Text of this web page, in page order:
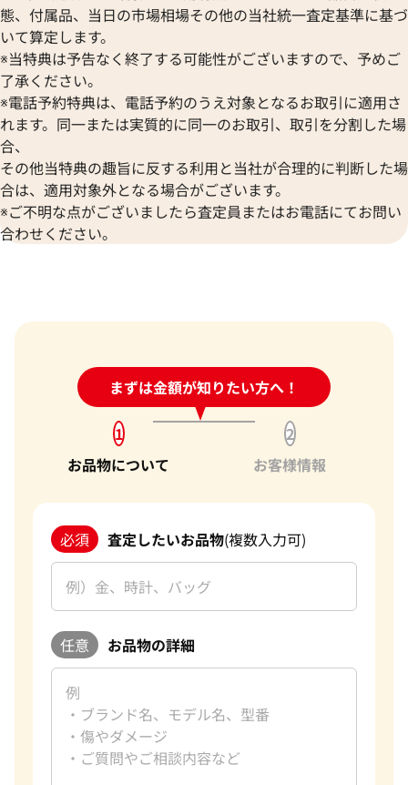
態、付属品、当日の市場相場その他の当社統一査定基準に基づ
いて算定します。
※当特典は予告なく終了する可能性がございますので、予めご
了承ください。
※電話予約特典は、電話予約のうえ対象となるお取引に適用さ
れます。同一または実質的に同一のお取引、取引を分割した場
合、
その他当特典の趣旨に反する利用と当社が合理的に判断した場
合は、適用対象外となる場合がございます。
※ご不明な点がございましたら査定員またはお電話にてお問い
合わせください。
まずは金額が知りたい方へ！
24時間受付中!問い合わせフォーム
1
お品物について
2
お客様情報
必須 査定したいお品物(複数入力可)
任意 お品物の詳細